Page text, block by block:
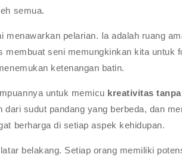
semua.
pelarian. Ia adalah ruang
seni memungkinkan kita untuk
ketenangan batin.
untuk memicu kreativitas
sudut pandang yang berbeda, dan
berharga di setiap aspek kehidupan.
belakang. Setiap orang memiliki